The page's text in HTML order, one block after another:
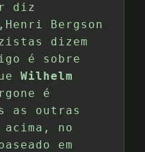
diz
,Henri Bergson
dizem
é sobre
Wilhelm
é
as outras
no
em